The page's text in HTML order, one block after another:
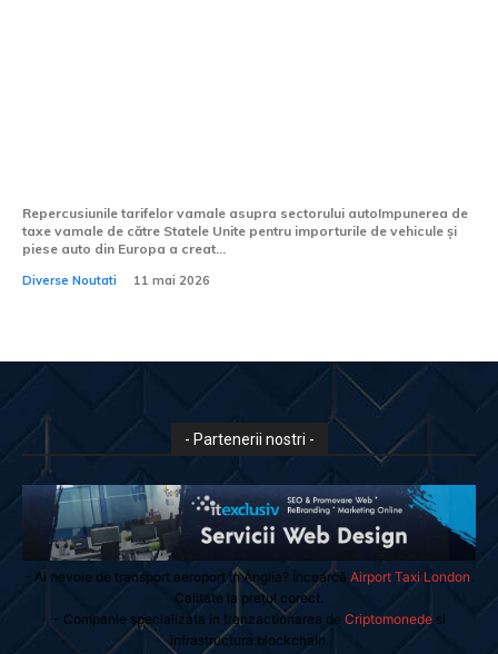
Repercusiunile tarifelor vamale asupra sectorului autoImpunerea de
taxe vamale de către Statele Unite pentru importurile de vehicule și
piese auto din Europa a creat...
Diverse Noutati 11 mai 2026
- Partenerii nostri -
- Ai nevoie de transport aeroport in Anglia? Încearcă Airport Taxi London
Calitate la prețul corect.
- Companie specializata in tranzactionarea de Criptomonedesi
infrastructura blockchain.